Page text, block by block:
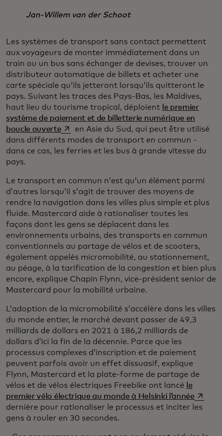
Jan-Willem van der Schoot
Les systèmes de transport sans contact permettent
aux voyageurs de monter immédiatement dans un
train ou un bus sans échanger de devises, trouver un
distributeur automatique de billets et acheter une
carte spéciale qu’ils jetteront lorsqu’ils quitteront le
pays. Suivant les traces des Pays-Bas, les Maldives,
haut lieu du tourisme tropical, déploient le premier
système de paiement et de billetterie numérique en
boucle ouvertes’ouvre dans un nouvel onglet
en Asie du Sud, qui peut être utilisé
dans différents modes de transport en commun -
dans ce cas, les ferries et les bus à grande vitesse du
pays.
Le transport en commun n’est qu’un élément parmi
d’autres lorsqu’il s’agit de trouver des moyens de
rendre la navigation dans les villes plus simple et plus
fluide. Mastercard aide à rationaliser toutes les
façons dont les gens se déplacent dans les
environnements urbains, des transports en commun
conventionnels au partage de vélos et de scooters,
également appelés micromobilité, au stationnement,
au péage, à la tarification de la congestion et bien plus
encore, explique Chapin Flynn, vice-président senior de
Mastercard pour la mobilité urbaine.
L’adoption de la micromobilité s’accélère dans les villes
du monde entier, le marché devant passer de 49,3
milliards de dollars en 2021 à 186,2 milliards de
dollars d’ici la fin de la décennie. Parce que les
processus complexes d’inscription et de paiement
peuvent parfois avoir un effet dissuasif, explique
Flynn, Mastercard et la plate-forme de partage de
vélos et de vélos électriques Freebike ont lancé
le
premier vélo électrique au monde à Helsinki l’année
dernière pour rationaliser le processus et inciter les
gens à rouler en 30 secondes.